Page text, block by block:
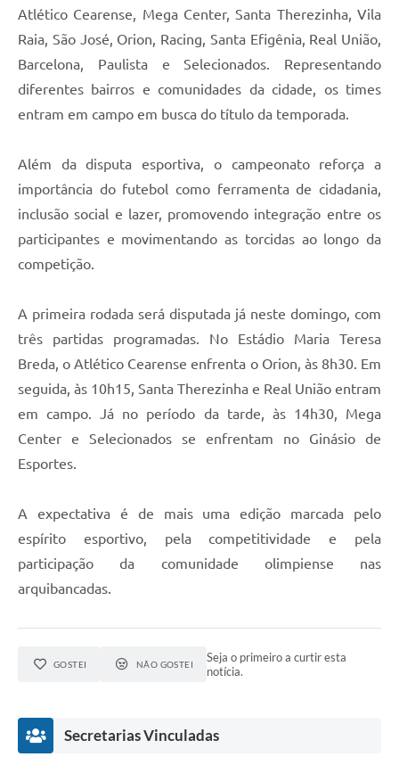
Atlético Cearense, Mega Center, Santa Therezinha, Vila
Raia, São José, Orion, Racing, Santa Efigênia, Real União,
Barcelona, Paulista e Selecionados. Representando
diferentes bairros e comunidades da cidade, os times
entram em campo em busca do título da temporada.
Além da disputa esportiva, o campeonato reforça a
importância do futebol como ferramenta de cidadania,
inclusão social e lazer, promovendo integração entre os
participantes e movimentando as torcidas ao longo da
competição.
A primeira rodada será disputada já neste domingo, com
três partidas programadas. No Estádio Maria Teresa
Breda, o Atlético Cearense enfrenta o Orion, às 8h30. Em
seguida, às 10h15, Santa Therezinha e Real União entram
em campo. Já no período da tarde, às 14h30, Mega
Center e Selecionados se enfrentam no Ginásio de
Esportes.
A expectativa é de mais uma edição marcada pelo
espírito esportivo, pela competitividade e pela
participação da comunidade olimpiense nas
arquibancadas.
GOSTEI NÃO GOSTEI
Seja o primeiro a curtir esta
notícia.
Secretarias Vinculadas